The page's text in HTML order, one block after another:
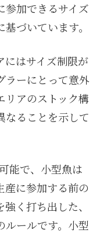
参加できるサイズ
づいています。
にはサイズ制限が
ラーにとって意外
リアのストック構
なることを示して
能で、小型魚は
産に参加する前の
く打ち出した、
ルールです。小型